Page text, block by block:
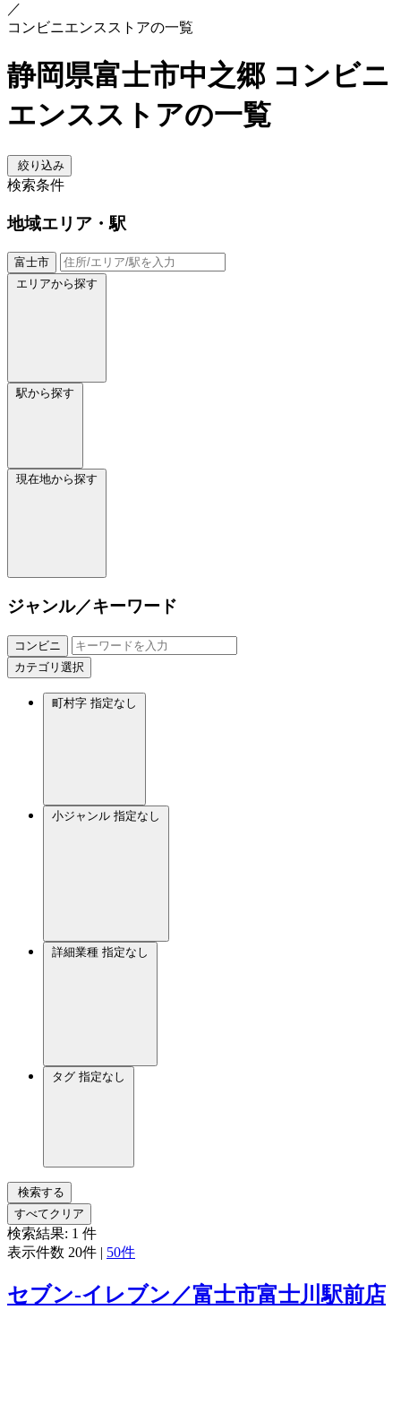
／
コンビニエンスストアの一覧
静岡県富士市中之郷 コンビニ
エンスストアの一覧
絞り込み
検索条件
地域エリア・駅
富士市
エリアから探す
駅から探す
現在地から探す
ジャンル／キーワード
コンビニ
カテゴリ選択
町村字 指定なし
小ジャンル 指定なし
詳細業種 指定なし
タグ 指定なし
検索する
すべてクリア
検索結果: 1 件
表示件数 20件 | 50件
セブン‐イレブン／富士市富士川駅前店